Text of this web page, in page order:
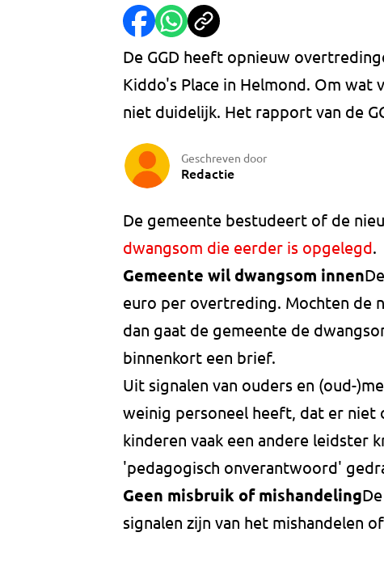
De GGD heeft opnieuw
Kiddo's Place in Helmond. Om
niet duidelijk. Het rapport van de
Geschreven door
Redactie
De gemeente bestudeert of de
dwangsom die eerder is opgelegd.
Gemeente wil dwangsom innen
euro per overtreding. Mochten de
dan gaat de gemeente de
binnenkort een brief.
Uit signalen van ouders en (oud-
weinig personeel heeft, dat er niet
kinderen vaak een andere leidster
'pedagogisch onverantwoord'
Geen misbruik of mishandeling
signalen zijn van het mishandelen